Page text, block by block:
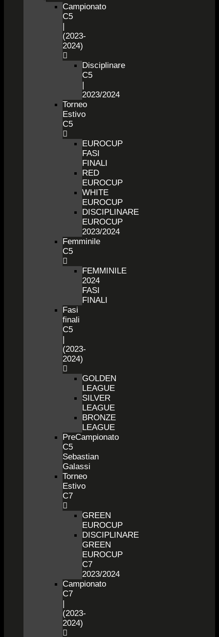
Campionato
C5
|
(2023-
2024)
Disciplinare
C5
|
2023/2024
Torneo
Estivo
C5
EUROCUP
FASI
FINALI
RED
EUROCUP
WHITE
EUROCUP
DISCIPLINARE
EUROCUP
2023/2024
Femminile
C5
FEMMINILE
2024
FASI
FINALI
Fasi
finali
C5
|
(2023-
2024)
GOLDEN
LEAGUE
SILVER
LEAGUE
BRONZE
LEAGUE
PreCampionato
C5
Sebastian
Galassi
Torneo
Estivo
C7
GREEN
EUROCUP
DISCIPLINARE
GREEN
EUROCUP
C7
2023/2024
Campionato
C7
|
(2023-
2024)